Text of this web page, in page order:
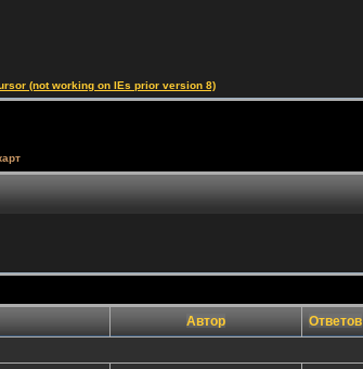
(not working on IEs prior version 8)
Автор Ответов